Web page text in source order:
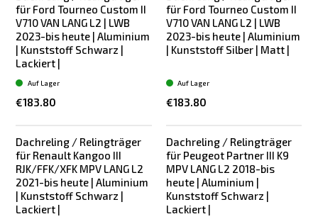
für Ford Tourneo Custom II
V710 VAN LANG L2 | LWB
2023-bis heute | Aluminium
| Kunststoff Schwarz |
Lackiert |
€183.80
Auf Lager
für Ford Tourneo Custom II
V710 VAN LANG L2 | LWB
2023-bis heute | Aluminium
| Kunststoff Silber | Matt |
€183.80
Auf Lager
Dachreling / Relingträger
für Renault Kangoo III
RJK/FFK/XFK MPV LANG L2
2021-bis heute | Aluminium
| Kunststoff Schwarz |
Lackiert |
Dachreling / Relingträger
für Peugeot Partner III K9
MPV LANG L2 2018-bis
heute | Aluminium |
Kunststoff Schwarz |
Lackiert |